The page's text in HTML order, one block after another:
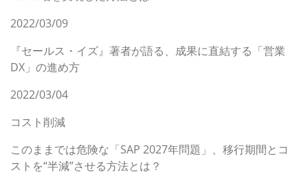
2022/03/09
『セールス・イズ』著者が語る、成果に直結する「営業
DX」の進め方
2022/03/04
コスト削減
このままでは危険な「SAP 2027年問題」、移行期間とコ
ストを“半減”させる方法とは？